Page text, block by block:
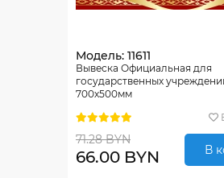
Модель: 11611
Вывеска Официальная для
государственных
700х500мм
71.28 BYN
66.00 BYN В